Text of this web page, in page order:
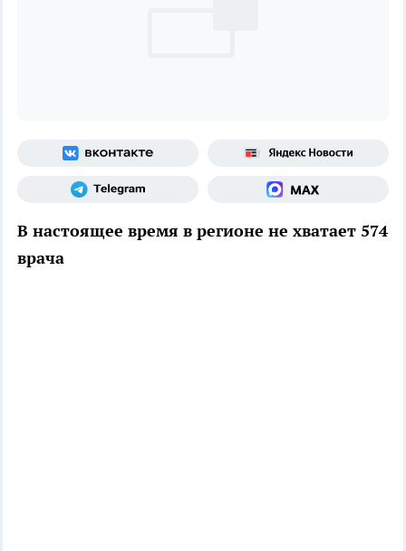
В настоящее время в регионе не хватает 574
врача